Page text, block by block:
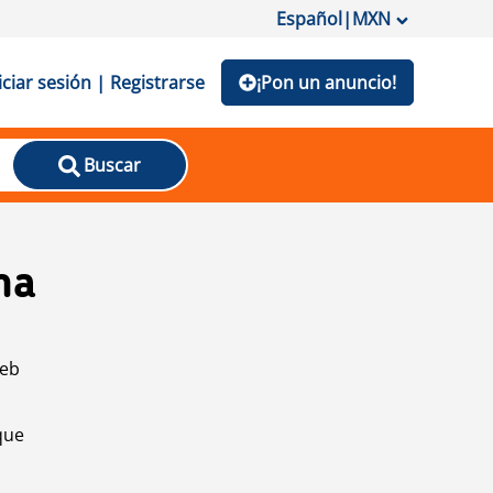
Español|MXN
sesión | Registrarse ¡Pon un anuncio!
Buscar